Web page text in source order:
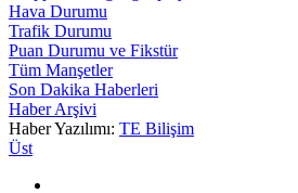
Hava Durumu
Trafik Durumu
Puan Durumu ve Fikstür
Tüm Manşetler
Son Dakika Haberleri
Haber Arşivi
Haber Yazılımı: TE Bilişim
Üst